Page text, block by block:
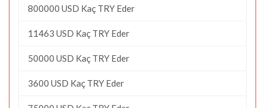
800000 USD Kaç TRY Eder
11463 USD Kaç TRY Eder
50000 USD Kaç TRY Eder
3600 USD Kaç TRY Eder